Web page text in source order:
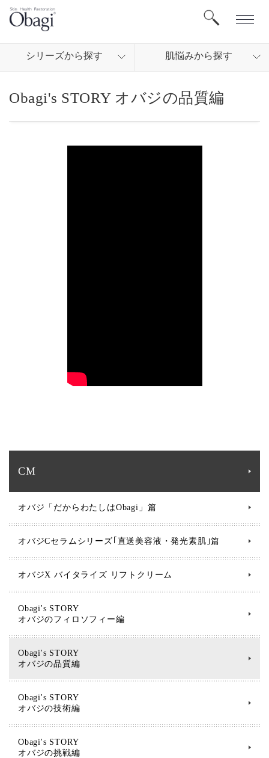
シリ ーズから探す 肌悩みから探す
Obagi's STORY オバジの品質編
CM
オバジ「だからわたしはObagi」篇
オバジCセラムシリーズ｢直送美容液・発光素肌｣篇
オバジX バイタライズ リフトクリーム
Obagi's STORY
オバジのフィロソフィー編
Obagi's STORY
オバジの品質編
Obagi's STORY
オバジの技術編
Obagi's STORY
オバジの挑戦編